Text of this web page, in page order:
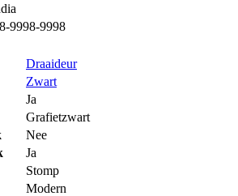
9998-9998
Draaideur
Zwart
Ja
Grafietzwart
Nee
Ja
Stomp
Modern